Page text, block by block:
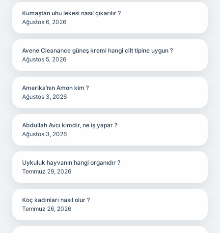
Kumaştan uhu lekesi nasıl çıkarılır ?
Ağustos 6, 2026
Avene Cleanance güneş kremi hangi cilt tipine uygun ?
Ağustos 5, 2026
Amerika’nın Amon kim ?
Ağustos 3, 2026
Abdullah Avcı kimdir, ne iş yapar ?
Ağustos 3, 2026
Uykuluk hayvanın hangi organıdır ?
Temmuz 29, 2026
Koç kadınları nasıl olur ?
Temmuz 26, 2026